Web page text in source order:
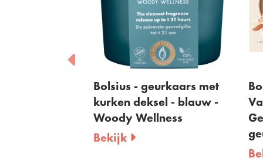
Bolsius - geurkaars met
kurken deksel - blauw -
Woody Wellness
Bekijk